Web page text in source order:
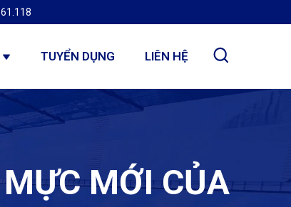
TUYỂN DỤNG LIÊN HỆ
MỚI CỦA